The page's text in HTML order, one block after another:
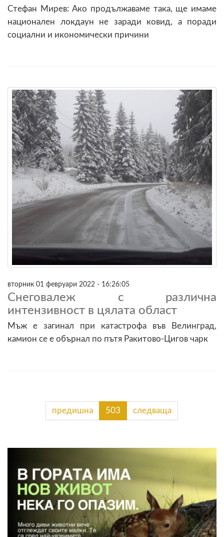
Стефан Мирев: Ако продължаваме така, ще имаме
национален локдаун не заради ковид, а поради
социални и икономически причини
вторник 01 февруари 2022 - 16:26:05
Снеговалеж с различна
интензивност в цялата област
Мъж е загинал при катастрофа във Велинград,
камион се е обърнал по пътя Ракитово-Цигов чарк
предишна 503 следваща